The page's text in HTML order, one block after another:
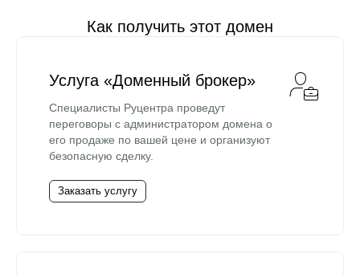
Как получить этот домен
Услуга «Доменный брокер»
Специалисты Руцентра проведут
переговоры с администратором домена о
его продаже по вашей цене и организуют
безопасную сделку.
Заказать услугу